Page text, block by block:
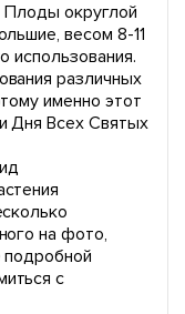
Плоды округлой
весом 8-11
использования.
различных
именно этот
Дня Всех Святых
на фото,
с